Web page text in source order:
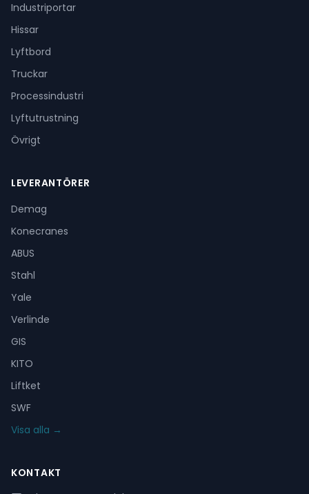
Industriportar
Hissar
Lyftbord
Truckar
Processindustri
Lyftutrustning
Övrigt
LEVERANTÖRER
Demag
Konecranes
ABUS
Stahl
Yale
Verlinde
GIS
KITO
Liftket
SWF
Visa alla →
KONTAKT